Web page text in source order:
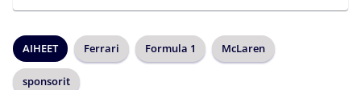
AIHEET Ferrari Formula 1 McLaren
sponsorit